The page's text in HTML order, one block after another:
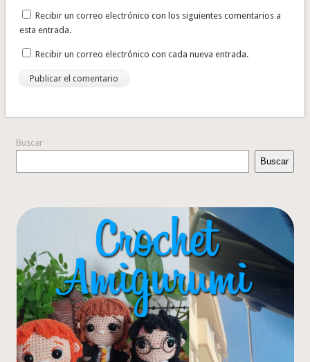
Recibir un correo electrónico con los siguientes comentarios a
esta entrada.
Recibir un correo electrónico con cada nueva entrada.
Buscar
Buscar